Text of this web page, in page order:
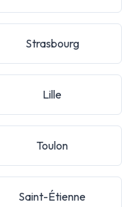
Strasbourg
Lille
Toulon
Saint-Étienne